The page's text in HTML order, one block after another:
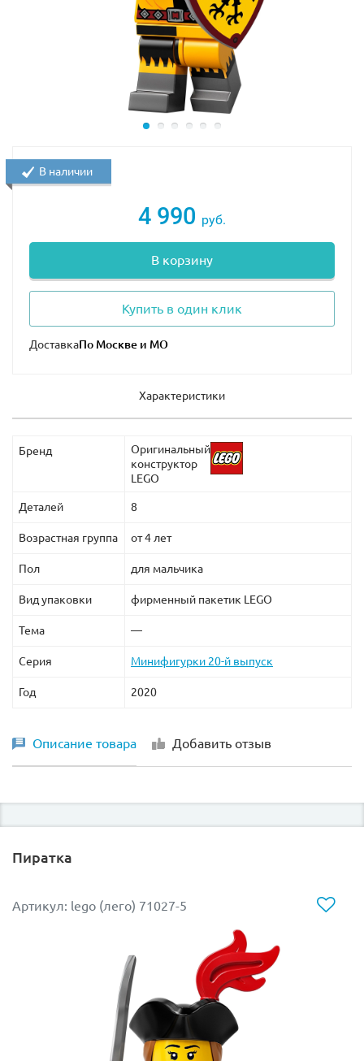
4 990 руб.
В корзину
Купить в один клик
Доставка
В наличии
Характеристики
Бренд
Оригинальный
конструктор
LEGO
Деталей 8
Возрастная группа от 4 лет
Пол для мальчика
Вид упаковки фирменный пакетик LEGO
Тема —
Серия Минифигурки 20-й выпуск
Год 2020
Описание товара Добавить отзыв
Пиратка
Артикул: lego (лего) 71027-5